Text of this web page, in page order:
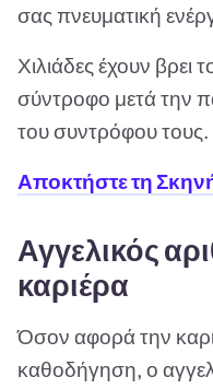
σας πνευματική
Χιλιάδες έχουν βρει
σύντροφο μετά την
του συντρόφου τους.
Αποκτήστε τη
Αγγελικός
καριέρα
Όσον αφορά την
καθοδήγηση, ο